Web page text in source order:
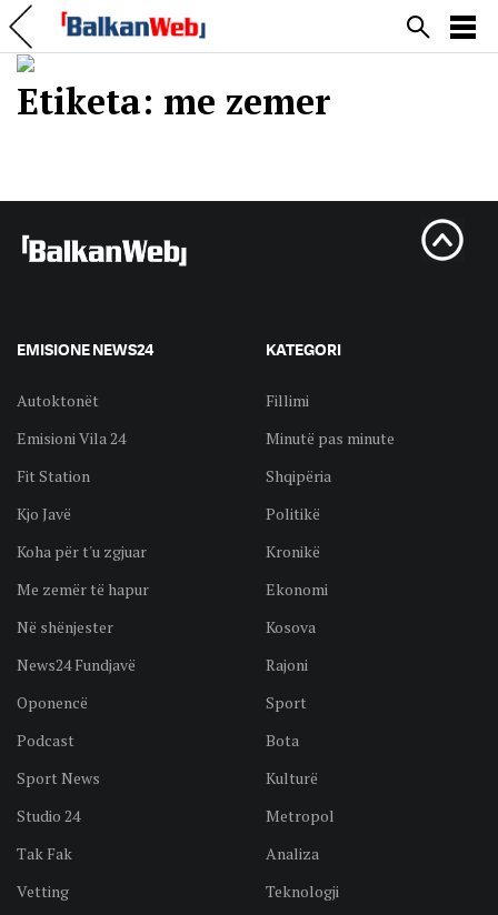
Etiketa: me zemer
EMISIONE NEWS24
Autoktonët
Emisioni Vila 24
Fit Station
Kjo Javë
Koha për t'u zgjuar
Me zemër të hapur
Në shënjester
News24 Fundjavë
Oponencë
Podcast
Sport News
Studio 24
Tak Fak
Vetting
KATEGORI
Fillimi
Minutë pas minute
Shqipëria
Politikë
Kronikë
Ekonomi
Kosova
Rajoni
Sport
Bota
Kulturë
Metropol
Analiza
Teknologji